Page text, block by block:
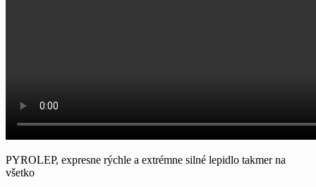
PYROLEP, expresne rýchle a extrémne silné lepidlo takmerna
všetko